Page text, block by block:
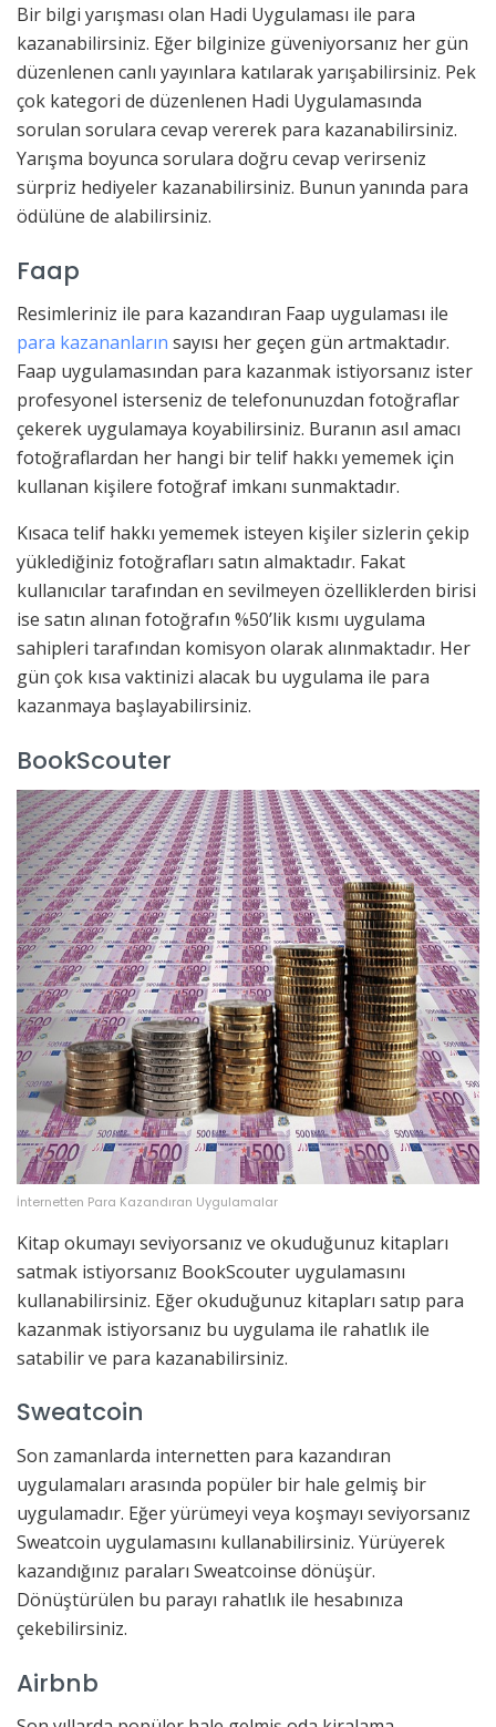
Bir bilgi yarışması olan Hadi Uygulaması ile para
kazanabilirsiniz. Eğer bilginize güveniyorsanız her gün
düzenlenen canlı yayınlara katılarak yarışabilirsiniz. Pek
çok kategori de düzenlenen Hadi Uygulamasında
sorulan sorulara cevap vererek para kazanabilirsiniz.
Yarışma boyunca sorulara doğru cevap verirseniz
sürpriz hediyeler kazanabilirsiniz. Bunun yanında para
ödülüne de alabilirsiniz.
Faap
Resimleriniz ile para kazandıran Faap uygulaması ile
para kazananların sayısı her geçen gün artmaktadır.
Faap uygulamasından para kazanmak istiyorsanız ister
profesyonel isterseniz de telefonunuzdan fotoğraflar
çekerek uygulamaya koyabilirsiniz. Buranın asıl amacı
fotoğraflardan her hangi bir telif hakkı yememek için
kullanan kişilere fotoğraf imkanı sunmaktadır.
Kısaca telif hakkı yememek isteyen kişiler sizlerin çekip
yüklediğiniz fotoğrafları satın almaktadır. Fakat
kullanıcılar tarafından en sevilmeyen özelliklerden birisi
ise satın alınan fotoğrafın %50’lik kısmı uygulama
sahipleri tarafından komisyon olarak alınmaktadır. Her
gün çok kısa vaktinizi alacak bu uygulama ile para
kazanmaya başlayabilirsiniz.
BookScouter
İnternetten Para Kazandıran Uygulamalar
Kitap okumayı seviyorsanız ve okuduğunuz kitapları
satmak istiyorsanız BookScouter uygulamasını
kullanabilirsiniz. Eğer okuduğunuz kitapları satıp para
kazanmak istiyorsanız bu uygulama ile rahatlık ile
satabilir ve para kazanabilirsiniz.
Sweatcoin
Son zamanlarda internetten para kazandıran
uygulamaları arasında popüler bir hale gelmiş bir
uygulamadır. Eğer yürümeyi veya koşmayı seviyorsanız
Sweatcoin uygulamasını kullanabilirsiniz. Yürüyerek
kazandığınız paraları Sweatcoinse dönüşür.
Dönüştürülen bu parayı rahatlık ile hesabınıza
çekebilirsiniz.
Airbnb